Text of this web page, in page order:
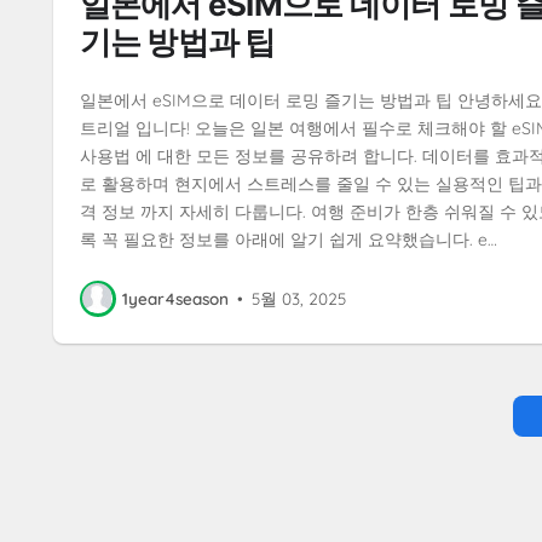
기는 방법과 팁
일본에서 eSIM으로 데이터 로밍 즐기는 방법과 팁 안녕하세
트리얼 입니다! 오늘은 일본 여행에서 필수로 체크해야 할
사용법 에 대한 모든 정보를 공유하려 합니다. 데이터를 효과
로 활용하며 현지에서 스트레스를 줄일 수 있는 실용적인 팁
격 정보 까지 자세히 다룹니다. 여행 준비가 한층 쉬워질 수 있
록 꼭 필요한 정보를 아래에 알기 쉽게 요약했습니다. e…
1year4season • 5월 03, 2025